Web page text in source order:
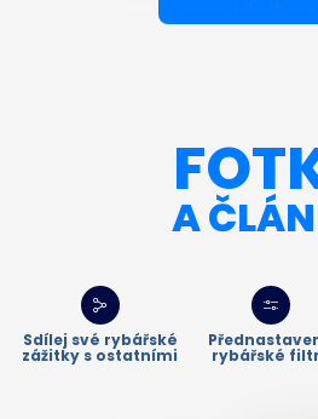
A
Sdílej své rybářské
zážitky s ostatními rybářské